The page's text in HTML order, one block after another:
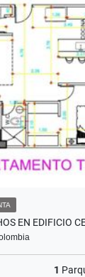
EN EDIFICIO
1